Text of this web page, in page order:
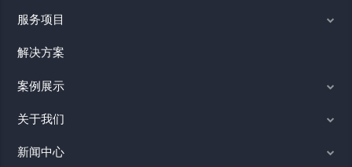
服务项目
解决方案
案例展示
关于我们
新闻中心